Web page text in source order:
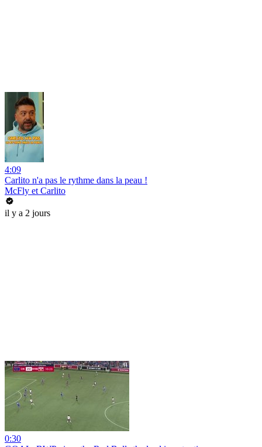
4:09
Carlito n'a pas le rythme dans la peau !
McFly et Carlito
il y a 2 jours
0:30